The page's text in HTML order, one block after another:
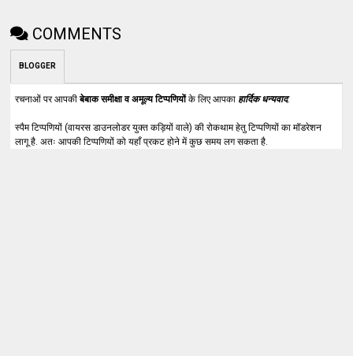
COMMENTS
BLOGGER
रचनाओं पर आपकीबेबाक समीक्षा व अमूल्य टिप्पणियोंके लिए आपका हार्दिक धन्यवाद.
स्पैम टिप्पणियों (वायरस डाउनलोडर युक्त कड़ियों वाले) की रोकथाम हेतु टिप्पणियों का मॉडरेशन
लागू है. अतः आपकी टिप्पणियों को यहाँ प्रकट होने में कुछ समय लग सकता है.